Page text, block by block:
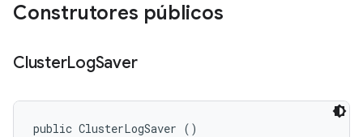
Construtores públicos
ClusterLogSaver
public ClusterLogSaver ()